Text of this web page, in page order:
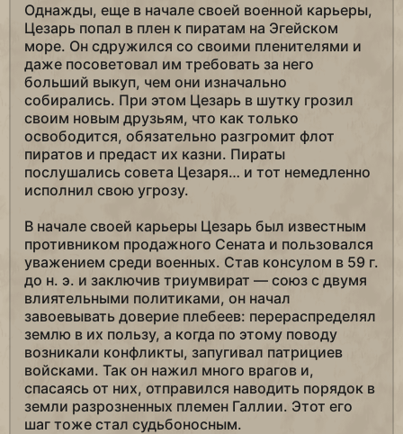
Однажды, еще в начале своей военной карьеры,
Цезарь попал в плен к пиратам на Эгейском
море. Он сдружился со своими пленителями и
даже посоветовал им требовать за него
больший выкуп, чем они изначально
собирались. При этом Цезарь в шутку грозил
своим новым друзьям, что как только
освободится, обязательно разгромит флот
пиратов и предаст их казни. Пираты
послушались совета Цезаря… и тот немедленно
исполнил свою угрозу.
В начале своей карьеры Цезарь был известным
противником продажного Сената и пользовался
уважением среди военных. Став консулом в 59 г.
до н. э. и заключив триумвират — союз с двумя
влиятельными политиками, он начал
завоевывать доверие плебеев: перераспределял
землю в их пользу, а когда по этому поводу
возникали конфликты, запугивал патрициев
войсками. Так он нажил много врагов и,
спасаясь от них, отправился наводить порядок в
земли разрозненных племен Галлии. Этот его
шаг тоже стал судьбоносным.